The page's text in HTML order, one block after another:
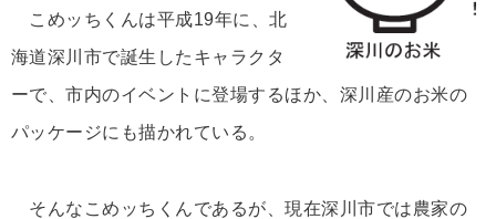
こめッちくんは平成19年に、北
海道深川市で誕生したキャラクタ
ーで、市内のイベントに登場するほか、深川産のお米の
パッケージにも描かれている。
そんなこめッちくんであるが、現在深川市では農家の